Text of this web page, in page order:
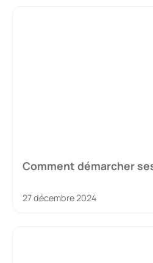
Comment démarcher
27 décembre 2024